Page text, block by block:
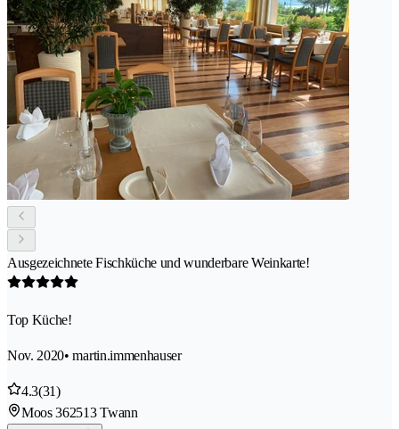
Ausgezeichnete Fischküche und wunderbare Weinkarte!
Top Küche!
Nov. 2020• martin.immenhauser
4.3(31)
Moos 362513 Twann